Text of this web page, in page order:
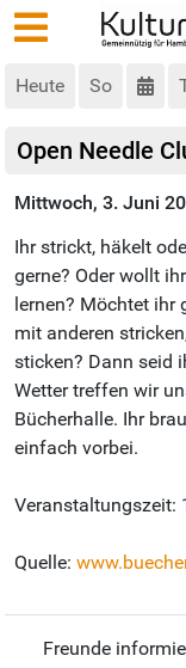
Heute So
Open Needle
Mittwoch, 3. Juni
Ihr strickt, häkelt
gerne? Oder wollt
lernen? Möchtet ihr
mit anderen
sticken? Dann seid
Wetter treffen wir
Bücherhalle. Ihr
einfach vorbei.
Veranstaltungszeit:
Quelle:
Freunde